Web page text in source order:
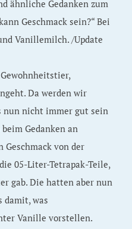
ähnliche Gedanken zum
Geschmack sein?“ Bei
Vanillemilch. /Update
Da werden wir
nun nicht immer gut sein
Gedanken an
von der
05-Liter-Tetrapak-Teile,
gab. Die hatten aber nun
was
Vanille vorstellen.